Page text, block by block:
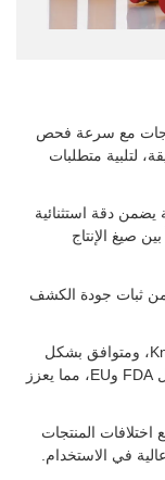
مع سرعة فحص
عبوة في الدقيقة، لتلبية متطلبات
دقة استثنائية
صيغ الإنتاج
ثبات جودة الكشف
أداء الفحص موثق ومعتمد وفقًا لمنهجية Knapp، ومتوافق بشكل
كامل مع معايير الهيئات التنظيمية العالمية مثل FDA وEU، مما يعزز
المنتجات
في الاستخدام.